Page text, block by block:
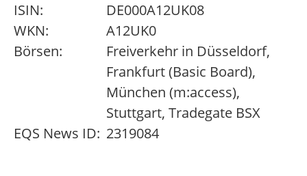
ISIN:
DE000A12UK08
WKN:
A12UK0
Börsen:
Freiverkehr in Düsseldorf,
Frankfurt (Basic Board),
München (m:access),
Stuttgart, Tradegate BSX
EQS News ID: 2319084